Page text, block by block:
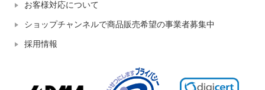
お客様対応について
ショップチャンネルで商品販売希望の事業者募集中
採用情報